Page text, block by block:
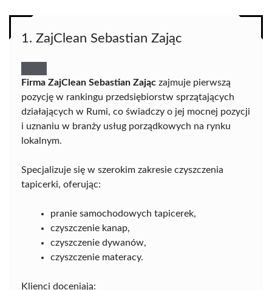
1. ZajClean Sebastian Zając
Firma ZajClean Sebastian Zając zajmuje pierwszą
pozycję w rankingu przedsiębiorstw sprzątających
działających w Rumi, co świadczy o jej mocnej pozycji
i uznaniu w branży usług porządkowych na rynku
lokalnym.
Specjalizuje się w szerokim zakresie czyszczenia
tapicerki, oferując:
pranie samochodowych tapicerek,
czyszczenie kanap,
czyszczenie dywanów,
czyszczenie materacy.
Klienci doceniają: